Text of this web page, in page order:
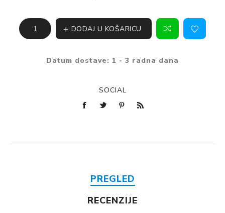
DODAJ U KOŠARICU
Datum dostave: 1 - 3 radna dana
SOCIAL
PREGLED
RECENZIJE